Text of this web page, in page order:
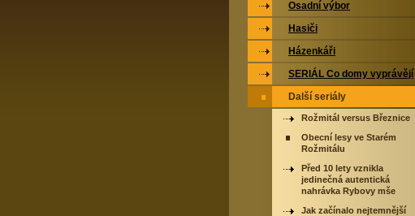
Osadní výbor
Hasiči
Házenkáři
SERIÁL Co domy vyprávějí
Další seriály
Rožmitál versus Březnice
Obecní lesy ve Starém
Rožmitálu
Před 10 lety vznikla
jedinečná autentická
nahrávka Rybovy mše
Jak začínalo nejtemnější